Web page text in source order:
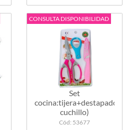
CONSULTA DISPONIBILIDAD
Set
cocina:tijera+destapador-
cuchillo)
Cód: 53677